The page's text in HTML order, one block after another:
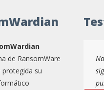
de RansomWare
su